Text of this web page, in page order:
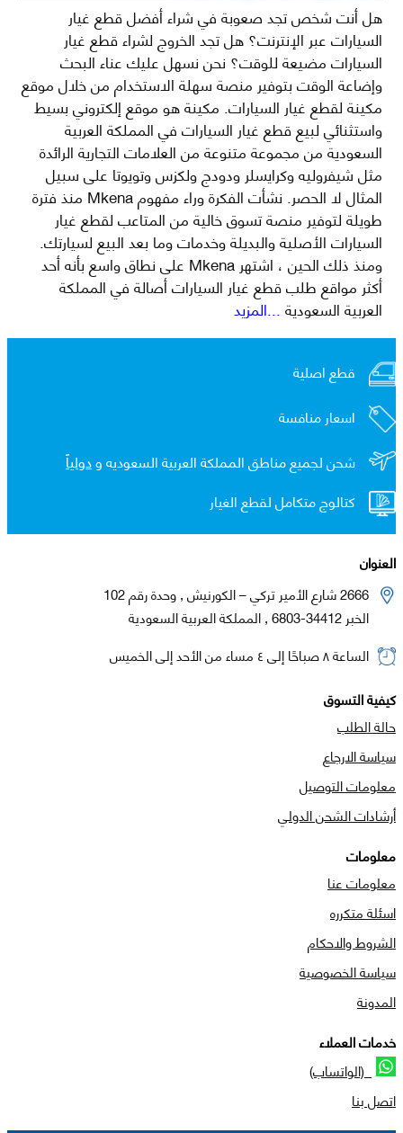
هل أنت شخص تجد صعوبة في شراء أفضل قطع غيار
السيارات عبر الإنترنت؟ هل تجد الخروج لشراء قطع غيار
السيارات مضيعة للوقت؟ نحن نسهل عليك عناء البحث
وإضاعة الوقت بتوفير منصة سهلة الاستخدام من خلال موقع
مكينة لقطع غيار السيارات. مكينة هو موقع إلكتروني بسيط
واستثنائي لبيع قطع غيار السيارات في المملكة العربية
السعودية من مجموعة متنوعة من العلامات التجارية الرائدة
مثل شيفروليه وكرايسلر ودودج ولكزس وتويوتا على سبيل
المثال لا الحصر. نشأت الفكرة وراء مفهوم Mkena منذ فترة
طويلة لتوفير منصة تسوق خالية من المتاعب لقطع غيار
السيارات الأصلية والبديلة وخدمات وما بعد البيع لسيارتك.
ومنذ ذلك الحين ، اشتهر Mkena على نطاق واسع بأنه أحد
أكثر مواقع طلب قطع غيار السيارات أصالة في المملكة
العربية السعودية...المزيد
قطع اصلية
اسعار منافسة
شحن لجميع مناطق المملكة العربية السعوديه ودولياً
كتالوج متكامل لقطع الغيار
العنوان
2666 شارع الأمير تركي – الكورنيش , وحدة رقم 102
الخبر 34412-6803 , المملكة العربية السعودية
الساعة ٨ صباحًا إلى ٤ مساء من الأحد إلى الخميس
كيفية التسوق
حالة الطلب
سياسة الارجاع
معلومات التوصيل
أرشادات الشحن الدولي
معلومات
معلومات عنا
اسئلة متكرره
الشروط والاحكام
سياسة الخصوصية
المدونة
خدمات العملاء
(الواتساب)
اتصل بنا